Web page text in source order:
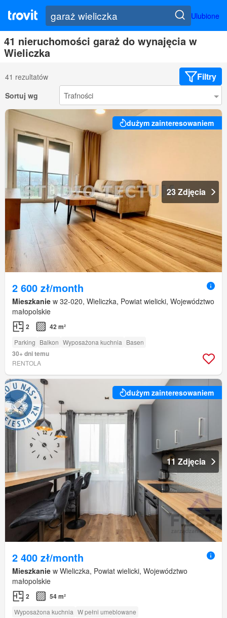
Ulubione
41 nieruchomości garaż do wynajęcia w
Wieliczka
41 rezultatów Filtry
Sortuj wg
dużym zainteresowaniem
23 Zdjęcia
2 600 zł/month
Mieszkanie w 32-020, Wieliczka, Powiat wielicki, Województwo
małopolskie
2 42 m²
Parking Balkon Wyposażona kuchnia Basen
30+ dni temu
RENTOLA
dużym zainteresowaniem
11 Zdjęcia
2 400 zł/month
Mieszkanie w Wieliczka, Powiat wielicki, Województwo
małopolskie
2 54 m²
Wyposażona kuchnia W pełni umeblowane